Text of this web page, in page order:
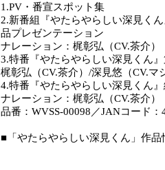
1.PV・番宣スポット集
2.新番組『やたらやらしい深見く
品プレゼンテーション
ナレーション：梶彰弘（CV.茶介）
3.特番『やたらやらしい深見くん
梶彰弘（CV.茶介）/深見悠（CV.マ
4.特番『やたらやらしい深見くん
ナレーション：梶彰弘（CV.茶介）
品番：WVSS-00098／JANコード：
■「やたらやらしい深見くん」作品